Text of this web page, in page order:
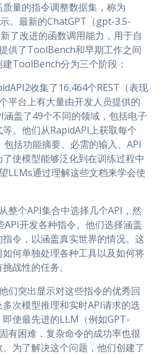
量的指令调整数据集，称为
。最新的ChatGPT（gpt-3.5-
了改进的函数调用能力，用于自
供了ToolBench和早期工作之间
ToolBench分为三个阶段：
收集了16,464个REST（表现
平台上有大量由开发人员提供的
涵盖了49个不同的领域，包括电子
。他们从RapidAPI上获取每个
括功能摘要、必需的输入、API
使模型能够泛化到在训练过程中
LLMs通过理解这些文档来学会使
整个API集合中选择几个API，然
API开发各种指令。他们选择涵盖
令，以涵盖真实世界的情况。这
何单独处理各种工具以及如何将
战性的任务。
们突出显示对这些指令的优秀回
次模型推理和实时API请求的迭
使最先进的LLM（例如GPT-
有困难，复杂命令的成功率也很
为了解决这个问题，他们创建了